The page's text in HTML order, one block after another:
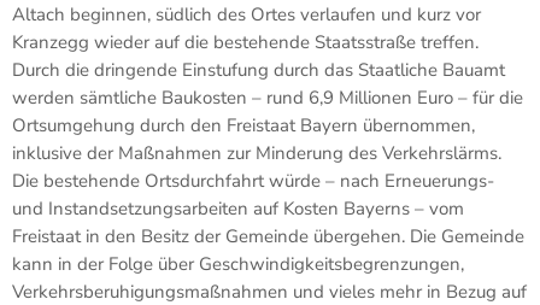
Altach beginnen, südlich des Ortes verlaufen und kurz vor
Kranzegg wieder auf die bestehende Staatsstraße treffen.
Durch die dringende Einstufung durch das Staatliche Bauamt
werden sämtliche Baukosten – rund 6,9 Millionen Euro – für die
Ortsumgehung durch den Freistaat Bayern übernommen,
inklusive der Maßnahmen zur Minderung des Verkehrslärms.
Die bestehende Ortsdurchfahrt würde – nach Erneuerungs-
und Instandsetzungsarbeiten auf Kosten Bayerns – vom
Freistaat in den Besitz der Gemeinde übergehen. Die Gemeinde
kann in der Folge über Geschwindigkeitsbegrenzungen,
Verkehrsberuhigungsmaßnahmen und vieles mehr in Bezug auf